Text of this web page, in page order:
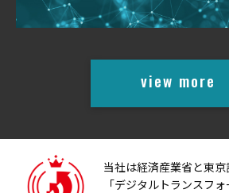
view more
当社は経済産業省と東
「デジタルトランスフォ